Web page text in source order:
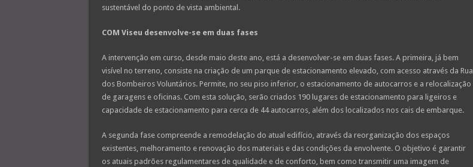
sustentável do ponto de vista ambiental.
COM Viseu desenvolve-se em duas fases
A intervenção em curso, desde maio deste ano, está a desenvolver-se em duas fases. A primeira, já bem
visível no terreno, consiste na criação de um parque de estacionamento elevado, com acesso através da Rua
dos Bombeiros Voluntários. Permite, no seu piso inferior, o estacionamento de autocarros e a relocalização
de garagens e oficinas. Com esta solução, serão criados 190 lugares de estacionamento para ligeiros e
capacidade de estacionamento para cerca de 44 autocarros, além dos localizados nos cais de embarque.
A segunda fase compreende a remodelação do atual edifício, através da reorganização dos espaços
existentes, melhoramento e renovação dos materiais e das condições da envolvente. O objetivo é garantir
os atuais padrões regulamentares de qualidade e de conforto, bem como transmitir uma imagem de